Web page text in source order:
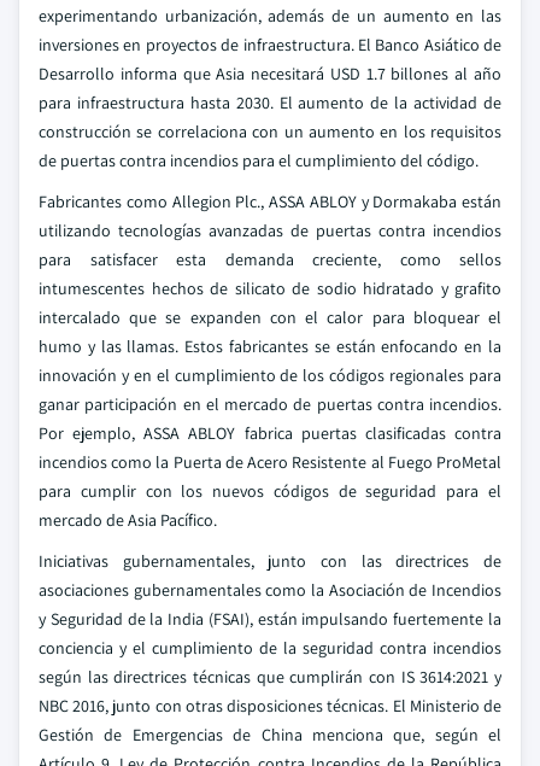
experimentando urbanización, además de un aumento en las
inversiones en proyectos de infraestructura. El Banco Asiático de
Desarrollo informa que Asia necesitará USD 1.7 billones al año
para infraestructura hasta 2030. El aumento de la actividad de
construcción se correlaciona con un aumento en los requisitos
de puertas contra incendios para el cumplimiento del código.
Fabricantes como Allegion Plc., ASSA ABLOY y Dormakaba están
utilizando tecnologías avanzadas de puertas contra incendios
para satisfacer esta demanda creciente, como sellos
intumescentes hechos de silicato de sodio hidratado y grafito
intercalado que se expanden con el calor para bloquear el
humo y las llamas. Estos fabricantes se están enfocando en la
innovación y en el cumplimiento de los códigos regionales para
ganar participación en el mercado de puertas contra incendios.
Por ejemplo, ASSA ABLOY fabrica puertas clasificadas contra
incendios como la Puerta de Acero Resistente al Fuego ProMetal
para cumplir con los nuevos códigos de seguridad para el
mercado de Asia Pacífico.
Iniciativas gubernamentales, junto con las directrices de
asociaciones gubernamentales como la Asociación de Incendios
y Seguridad de la India (FSAI), están impulsando fuertemente la
conciencia y el cumplimiento de la seguridad contra incendios
según las directrices técnicas que cumplirán con IS 3614:2021 y
NBC 2016, junto con otras disposiciones técnicas. El Ministerio de
Gestión de Emergencias de China menciona que, según el